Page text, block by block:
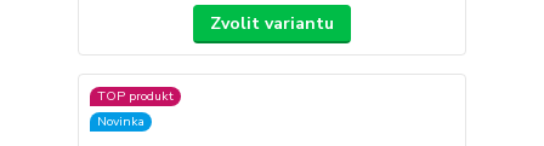
Zvolit variantu
TOP produkt
Novinka